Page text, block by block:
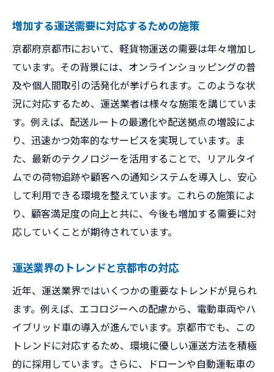
増加する運送需要に対応するための施策
京都府京都市において、軽貨物運送の需要は年々増加し
ています。その背景には、オンラインショッピングの普
及や個人間取引の活発化が挙げられます。このような状
況に対応するため、運送業者は様々な施策を講じていま
す。例えば、配送ルートの最適化や配送拠点の増設によ
り、迅速かつ効率的なサービスを実現しています。ま
た、最新のテクノロジーを活用することで、リアルタイ
ムでの荷物追跡や顧客への通知システムを導入し、安心
して利用できる環境を整えています。これらの施策によ
り、顧客満足度の向上と共に、今後も増加する需要に対
応していくことが期待されています。
運送業界のトレンドと京都市の対応
近年、運送業界ではいくつかの重要なトレンドが見られ
ます。例えば、エコロジーへの配慮から、電動車両やハ
イブリッド車の導入が進んでいます。京都市でも、この
トレンドに対応するため、環境に優しい運送方法を積極
的に採用しています。さらに、ドローンや自動運転車の